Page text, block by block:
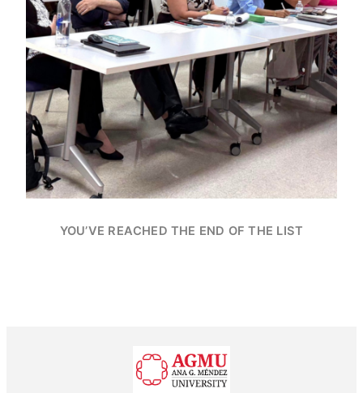
YOU’VE REACHED THE END OF THE LIST